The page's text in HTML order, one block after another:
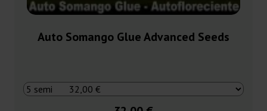
Auto Somango Glue Advanced Seeds